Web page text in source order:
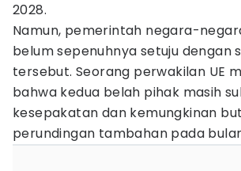
2028.
Namun, pemerintah negara-
belum sepenuhnya setuju dengan
tersebut. Seorang perwakilan UE
bahwa kedua belah pihak masih
kesepakatan dan kemungkinan
perundingan tambahan pada